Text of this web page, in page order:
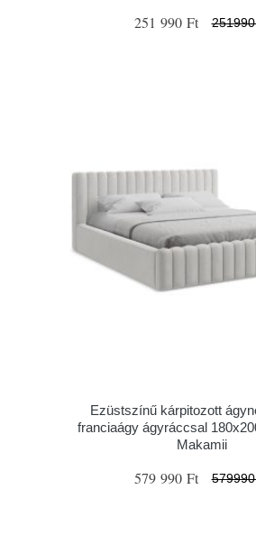
251 990 Ft
Ezüstszínű kárpitozott
franciaágy ágyráccsal
Makamii
579 990 Ft